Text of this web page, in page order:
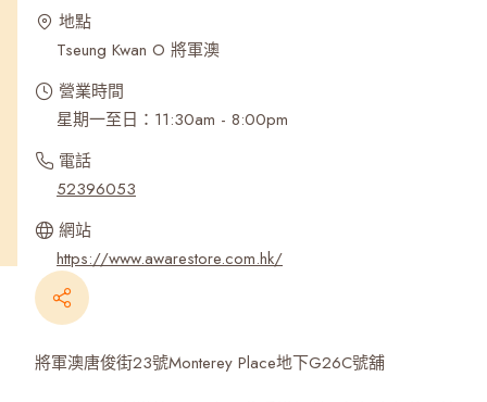
地點
Tseung Kwan O 將軍澳
營業時間
星期一至日：11:30am - 8:00pm
電話
52396053
網站
https://www.awarestore.com.hk/
將軍澳唐俊街23號Monterey Place地下G26C號舖